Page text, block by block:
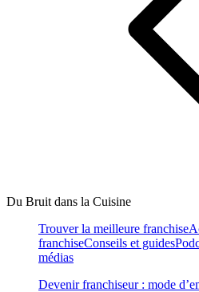
Du Bruit dans la Cuisine
Trouver la meilleure franchise
franchiseConseils et guides
médias
Devenir franchiseur : mode